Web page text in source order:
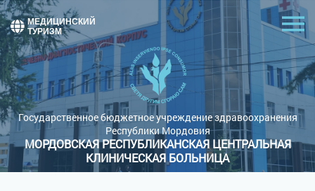
Государственное бюджетное учреждение здравоохранения
Республики Мордовия
МОРДОВСКАЯ РЕСПУБЛИКАНСКАЯ ЦЕНТРАЛЬНАЯ
КЛИНИЧЕСКАЯ БОЛЬНИЦА
МЕДИЦИНСКИЙ
ТУРИЗМ